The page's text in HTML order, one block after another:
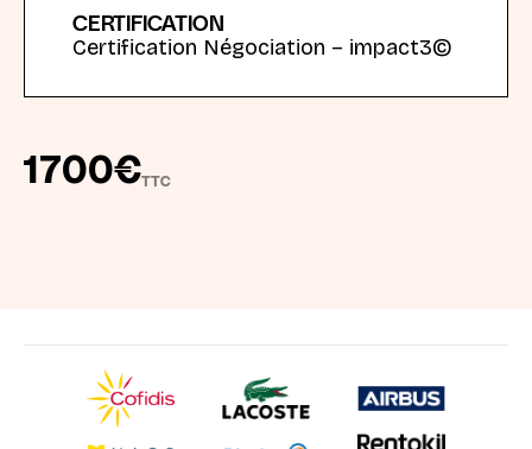
CERTIFICATION
Certification Négociation – impact3©️
1700€TTC